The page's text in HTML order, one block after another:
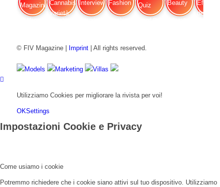
© FIV Magazine | Imprint| All rights reserved.
Models Marketing Villas
Utilizziamo Cookies per migliorare la rivista per voi!
OKSettings
Impostazioni Cookie e Privacy
Come usiamo i cookie
Potremmo richiedere che i cookie siano attivi sul tuo dispositivo. Utilizziamo